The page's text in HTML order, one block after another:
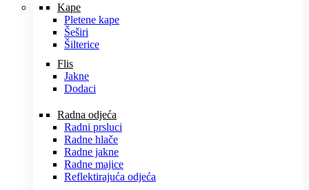
Kape
Pletene kape
Šeširi
Šilterice
Flis
Jakne
Dodaci
Radna odjeća
Radni prsluci
Radne hlače
Radne jakne
Radne majice
Reflektirajuća odjeća